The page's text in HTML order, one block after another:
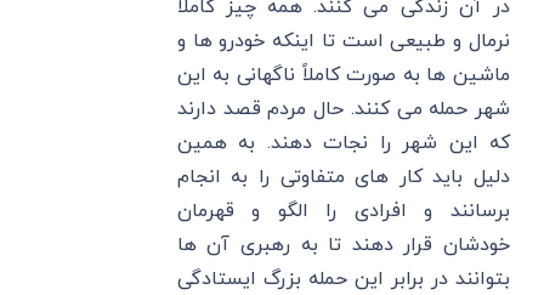
در آن زندگی می کنند. همه چیز کاملاً
نرمال و طبیعی است تا اینکه خودرو ها و
ماشین ها به صورت کاملاً ناگهانی به این
شهر حمله می کنند. حال مردم قصد دارند
که این شهر را نجات دهند. به همین
دلیل باید کار های متفاوتی را به انجام
برسانند و افرادی را الگو و قهرمان
خودشان قرار دهند تا به رهبری آن ها
بتوانند در برابر این حمله بزرگ ایستادگی